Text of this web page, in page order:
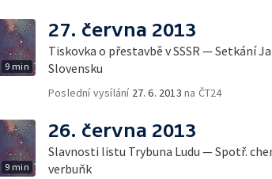
9 min
27. června 2013
Tiskovka o přestavbě v SSSR — Setkání
Slovensku
Poslední vysílání 27. 6. 2013 na ČT24
9 min
26. června 2013
Slavnosti listu Trybuna Ludu — Spotř.
verbuňk